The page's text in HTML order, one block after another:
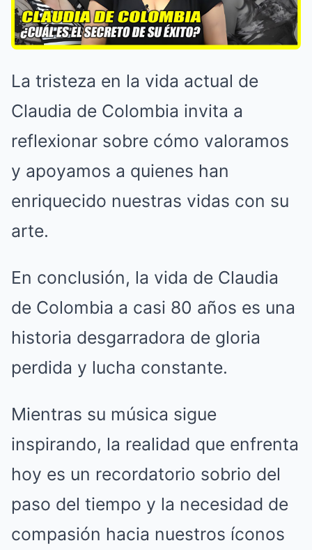
La tristeza en la vida actual de
Claudia de Colombia invita a
reflexionar sobre cómo valoramos
y apoyamos a quienes han
enriquecido nuestras vidas con su
arte.
En conclusión, la vida de Claudia
de Colombia a casi 80 años es una
historia desgarradora de gloria
perdida y lucha constante.
Mientras su música sigue
inspirando, la realidad que enfrenta
hoy es un recordatorio sobrio del
paso del tiempo y la necesidad de
compasión hacia nuestros íconos